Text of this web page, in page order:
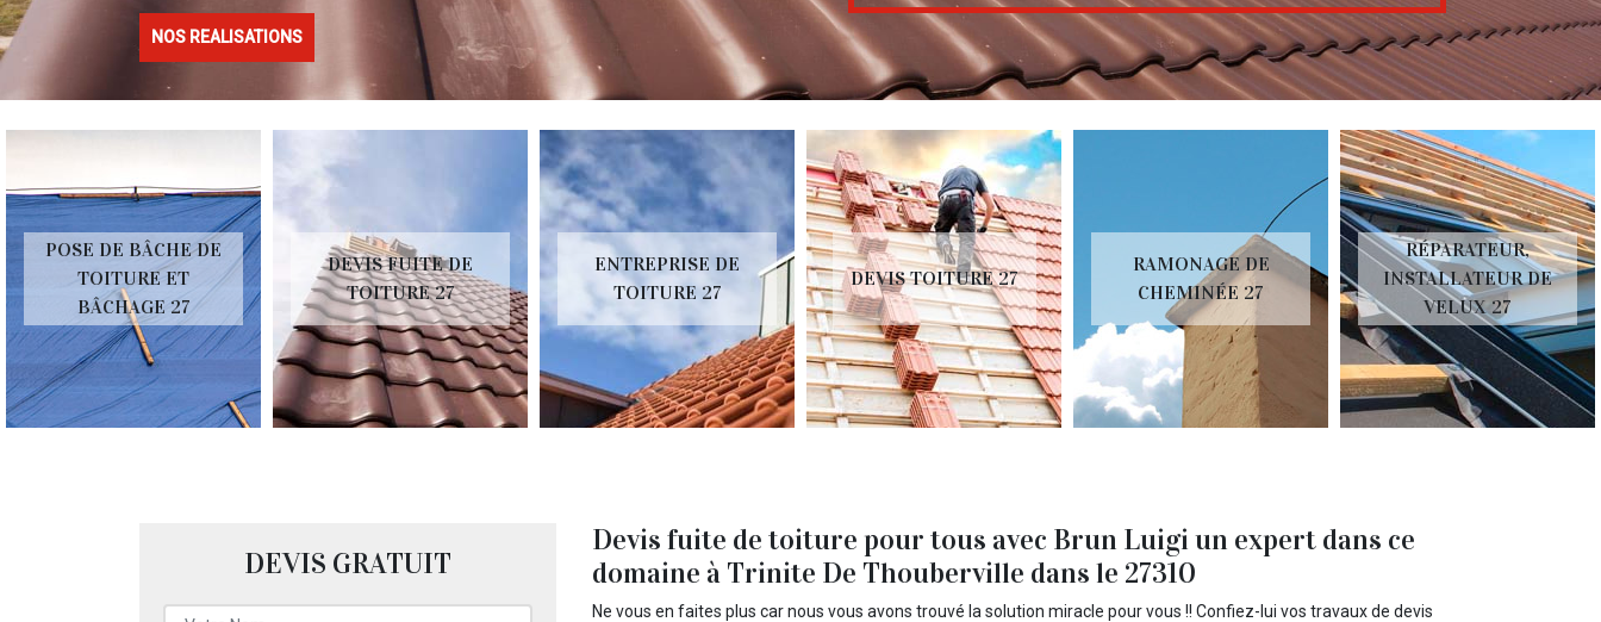
NOS REALISATIONS
POSE DE BÂCHE DE
TOITURE ET
BÂCHAGE 27
DEVIS FUITE DE
TOITURE 27
ENTREPRISE DE
TOITURE 27
DEVIS TOITURE 27
RAMONAGE DE
CHEMINÉE 27
RÉPARATEUR,
INSTALLATEUR DE
VELUX 27
DEVIS GRATUIT
Devis fuite de toiture pour tous avec Brun Luigi un expert dans ce
domaine à Trinite De Thouberville dans le 27310
Ne vous en faites plus car nous vous avons trouvé la solution miracle pour vous !! Confiez-lui vos travaux de devis